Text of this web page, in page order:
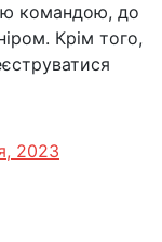
командою, до
Крім того,
2023